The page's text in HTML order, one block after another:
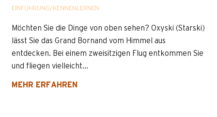
EINFÜHRUNG/KENNENLERNEN
Möchten Sie die Dinge von oben sehen? Oxyski (Starski)
lässt Sie das Grand Bornand vom Himmel aus
entdecken. Bei einem zweisitzigen Flug entkommen Sie
und fliegen vielleicht...
MEHR ERFAHREN